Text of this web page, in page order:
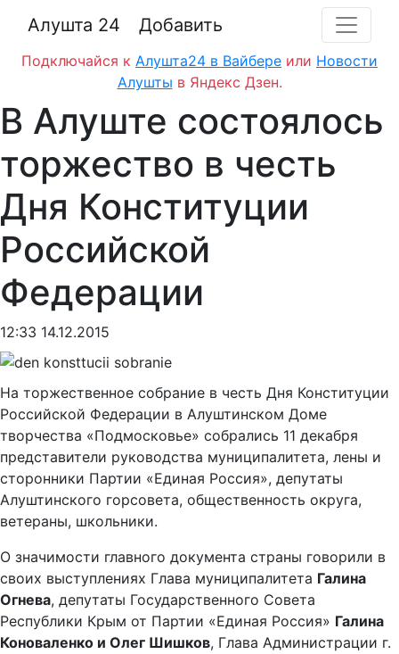
Алушта 24 Добавить
Подключайся к Алушта24 в Вайбере или Новости
Алушты в Яндекс Дзен.
В Алуште состоялось
торжество в честь
Дня Конституции
Российской
Федерации
12:33 14.12.2015
На торжественное собрание в честь Дня Конституции
Российской Федерации в Алуштинском Доме
творчества «Подмосковье» собрались 11 декабря
представители руководства муниципалитета, лены и
сторонники Партии «Единая Россия», депутаты
Алуштинского горсовета, общественность округа,
ветераны, школьники.
О значимости главного документа страны говорили в
своих выступлениях Глава муниципалитета Галина
Огнева, депутаты Государственного Совета
Республики Крым от Партии «Единая Россия» Галина
Коноваленко и Олег Шишков, Глава Администрации г.